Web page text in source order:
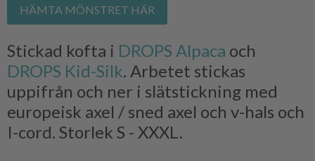
HÄMTA MÖNSTRET HÄR
Stickad kofta i DROPS Alpaca och
DROPS Kid-Silk. Arbetet stickas
uppifrån och ner i slätstickning med
europeisk axel / sned axel och v-hals och
I-cord. Storlek S - XXXL.